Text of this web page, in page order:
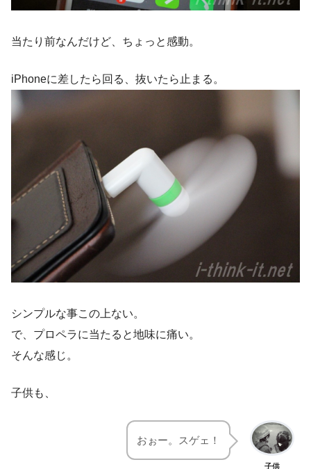
当たり前なんだけど、ちょっと感動。
iPhoneに差したら回る、抜いたら止まる。
シンプルな事この上ない。
で、プロペラに当たると地味に痛い。
そんな感じ。
子供も、
おぉー。スゲェ！
子供